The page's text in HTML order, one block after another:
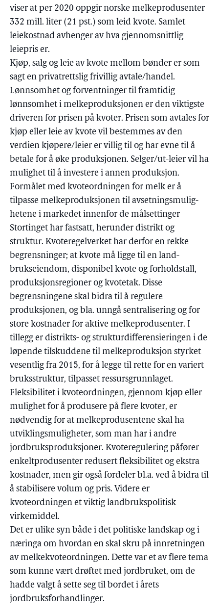
viser at per 2020 oppgir norske melkeprodusenter
332 mill. liter (21 pst.) som leid kvote. Samlet
leiekostnad avhenger av hva gjennomsnittlig
leiepris er.
Kjøp, salg og leie av kvote mellom bønder er som
sagt en privatrettslig frivillig avtale/handel.
Lønnsomhet og forventninger til framtidig
lønnsomhet i melkeproduksjonen er den viktigste
driveren for prisen på kvoter. Prisen som avtales for
kjøp eller leie av kvote vil bestemmes av den
verdien kjøpere/leier er villig til og har evne til å
betale for å øke produksjonen. Selger/ut-leier vil ha
mulighet til å investere i annen produksjon.
Formålet med kvoteordningen for melk er å
tilpasse melkeproduksjonen til avsetningsmulig-
hetene i markedet innenfor de målsettinger
Stortinget har fastsatt, herunder distrikt og
struktur. Kvoteregelverket har derfor en rekke
begrensninger; at kvote må ligge til en land-
brukseiendom, disponibel kvote og forholdstall,
produksjonsregioner og kvotetak. Disse
begrensningene skal bidra til å regulere
produksjonen, og bla. unngå sentralisering og for
store kostnader for aktive melkeprodusenter. I
tillegg er distrikts- og strukturdifferensieringen i de
løpende tilskuddene til melkeproduksjon styrket
vesentlig fra 2015, for å legge til rette for en variert
bruksstruktur, tilpasset ressursgrunnlaget.
Fleksibilitet i kvoteordningen, gjennom kjøp eller
mulighet for å produsere på flere kvoter, er
nødvendig for at melkeprodusentene skal ha
utviklingsmuligheter, som man har i andre
jordbruksproduksjoner. Kvoteregulering påfører
enkeltprodusenter redusert fleksibilitet og ekstra
kostnader, men gir også fordeler bl.a. ved å bidra til
å stabilisere volum og pris. Videre er
kvoteordningen et viktig landbrukspolitisk
virkemiddel.
Det er ulike syn både i det politiske landskap og i
næringa om hvordan en skal skru på innretningen
av melkekvoteordningen. Dette var et av flere tema
som kunne vært drøftet med jordbruket, om de
hadde valgt å sette seg til bordet i årets
jordbruksforhandlinger.